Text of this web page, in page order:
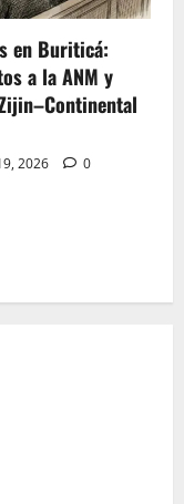
en Buriticá:
a la ANM y
2026 0